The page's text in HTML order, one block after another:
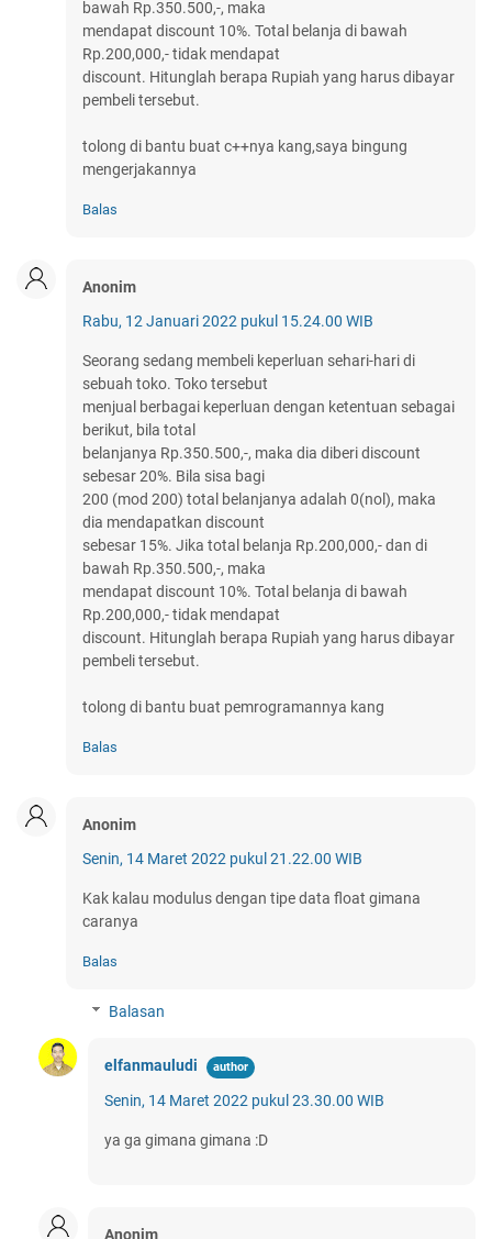
bawah Rp.350.500,-, maka
mendapat discount 10%. Total belanja di bawah
Rp.200,000,- tidak mendapat
discount. Hitunglah berapa Rupiah yang harus dibayar
pembeli tersebut.
tolong di bantu buat c++nya kang,saya bingung
mengerjakannya
Balas
Anonim
Rabu, 12 Januari 2022 pukul 15.24.00 WIB
Seorang sedang membeli keperluan sehari-hari di
sebuah toko. Toko tersebut
menjual berbagai keperluan dengan ketentuan sebagai
berikut, bila total
belanjanya Rp.350.500,-, maka dia diberi discount
sebesar 20%. Bila sisa bagi
200 (mod 200) total belanjanya adalah 0(nol), maka
dia mendapatkan discount
sebesar 15%. Jika total belanja Rp.200,000,- dan di
bawah Rp.350.500,-, maka
mendapat discount 10%. Total belanja di bawah
Rp.200,000,- tidak mendapat
discount. Hitunglah berapa Rupiah yang harus dibayar
pembeli tersebut.
tolong di bantu buat pemrogramannya kang
Balas
Anonim
Senin, 14 Maret 2022 pukul 21.22.00 WIB
Kak kalau modulus dengan tipe data float gimana
caranya
Balas
Balasan
elfanmauludi
Senin, 14 Maret 2022 pukul 23.30.00 WIB
ya ga gimana gimana :D
Anonim